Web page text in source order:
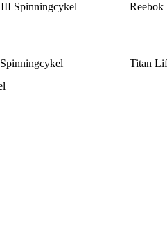
Spinningcykel
Titan